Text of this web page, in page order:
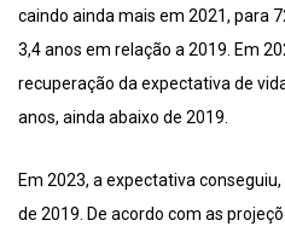
caindo ainda mais em 2021, para
3,4 anos em relação a 2019. Em
recuperação da expectativa de
anos, ainda abaixo de 2019.
Em 2023, a expectativa
de 2019. De acordo com as